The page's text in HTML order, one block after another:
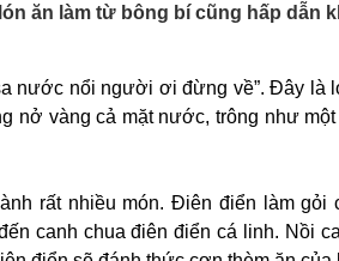
ăn làm từ bông bí cũng hấp dẫn
nước nổi người ơi đừng về”. Đây là
nở vàng cả mặt nước, trông như
rất nhiều món. Điên điển làm gỏi
canh chua điên điển cá linh. Nồi